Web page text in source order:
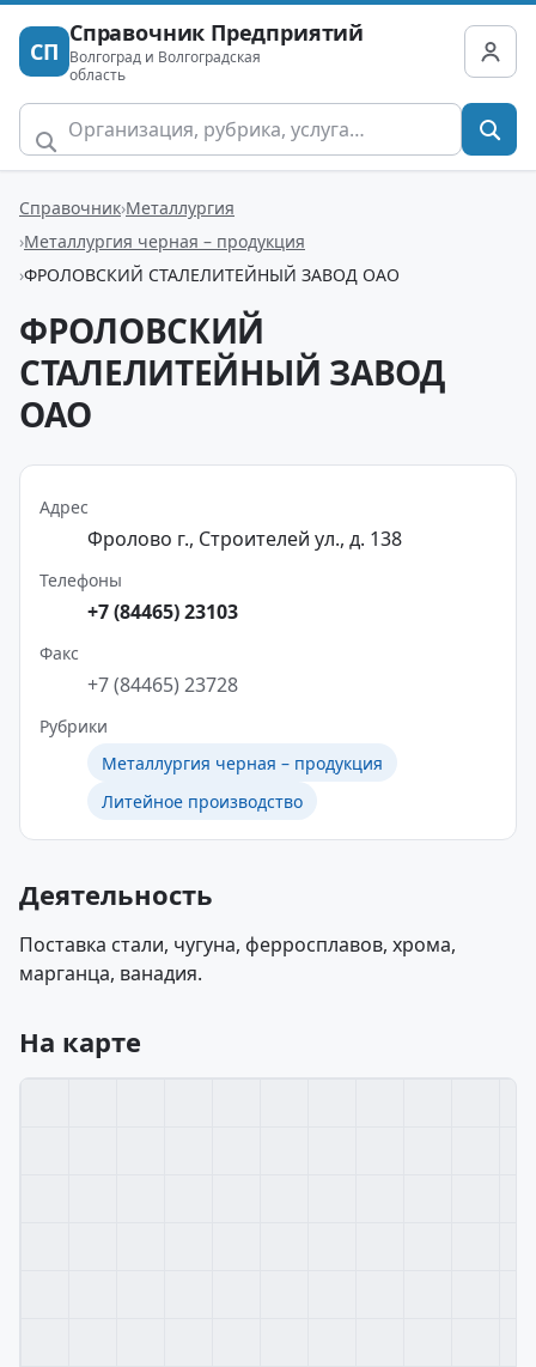
СП
Справочник Предприятий
Волгоград и Волгоградская
область
Справочник Металлургия
Металлургия черная – продукция
ФРОЛОВСКИЙ СТАЛЕЛИТЕЙНЫЙ ЗАВОД ОАО
ФРОЛОВСКИЙ
СТАЛЕЛИТЕЙНЫЙ ЗАВОД
ОАО
Адрес
Фролово г., Строителей ул., д. 138
Телефоны
+7 (84465) 23103
Факс
+7 (84465) 23728
Рубрики
Металлургия черная – продукция
Литейное производство
Деятельность
Поставка стали, чугуна, ферросплавов, хрома,
марганца, ванадия.
На карте